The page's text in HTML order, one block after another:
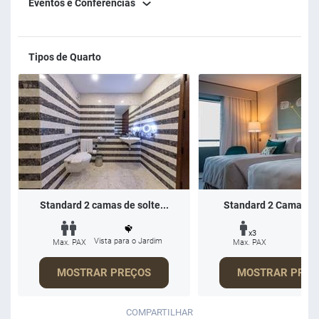
Eventos e Conferências
Tipos de Quarto
Standard 2 camas de solte...
Max. PAX Vista para o Jardim
MOSTRAR PREÇOS
Standard 2 Camas
x3
Max. PAX
MOSTRAR
COMPARTILHAR